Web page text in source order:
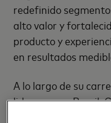
redefinido
alto valor y
producto y
en resultados
A lo largo de su
liderazgo en Brasil,